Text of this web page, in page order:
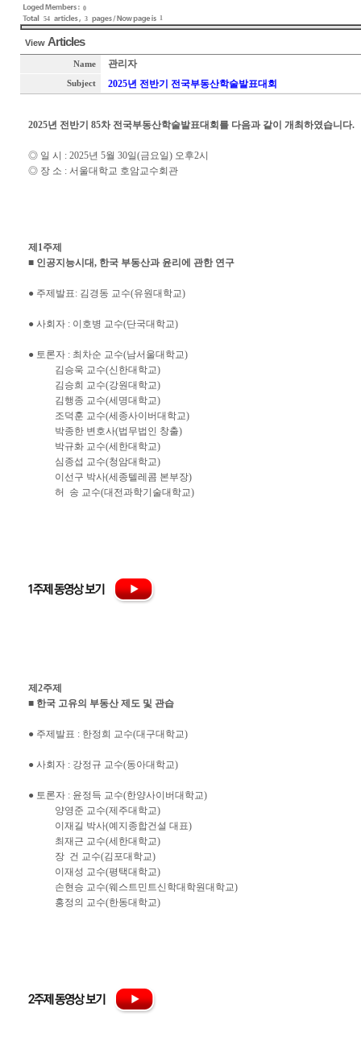
0
54
3 1
View Articles
Name 관리자
Subject 2025년 전반기 전국부동산학술발표대회
2025년 전반기 85차 전국부동산학술발표대회를 다음과 같이 개최하였습니다.
◎ 일 시 : 2025년 5월 30일(금요일) 오후2시
◎ 장 소 : 서울대학교 호암교수회관
제1주제
■ 인공지능시대, 한국 부동산과 윤리에 관한 연구
● 주제발표: 김경동 교수(유원대학교)
● 사회자 : 이호병 교수(단국대학교)
● 토론자 : 최차순 교수(남서울대학교)
김승욱 교수(신한대학교)
김승희 교수(강원대학교)
김행종 교수(세명대학교)
조덕훈 교수(세종사이버대학교)
박종한 변호사(법무법인 창출)
박규화 교수(세한대학교)
심종섭 교수(청암대학교)
이선구 박사(세종텔레콤 본부장)
허 송 교수(대전과학기술대학교)
제2주제
■ 한국 고유의 부동산 제도 및 관습
● 주제발표 : 한정희 교수(대구대학교)
● 사회자 : 강정규 교수(동아대학교)
● 토론자 : 윤정득 교수(한양사이버대학교)
양영준 교수(제주대학교)
이재길 박사(예지종합건설 대표)
최재근 교수(세한대학교)
장 건 교수(김포대학교)
이재성 교수(평택대학교)
손현승 교수(웨스트민트신학대학원대학교)
홍정의 교수(한동대학교)